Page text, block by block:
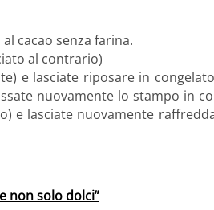
cacao senza farina.
al contrario)
e lasciate riposare in
nuovamente lo stampo in
e lasciate nuovamente
non solo dolci”